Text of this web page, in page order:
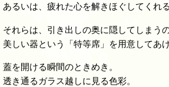
あるいは、疲れた心を解きほぐしてくれ
それらは、引き出しの奥に隠してしまう
美しい器という「特等席」を用意してあ
蓋を開ける瞬間のときめき。
透き通るガラス越しに見る色彩。